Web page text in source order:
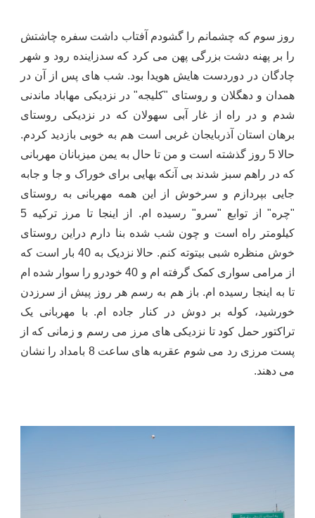
روز سوم که چشمانم را گشودم آفتاب داشت سفره چاشتش
را بر پهنه دشت بزرگی پهن می کرد که سدزاینده رود و شهر
چادگان در دوردست هایش هویدا بود. شب های پس از آن در
همدان و دهگلان و روستای "کلیجه" در نزدیکی مهاباد ماندنی
شدم و در راه از غار آبی سهولان که در نزدیکی روستای
برهان استان آذربایجان غربی است هم به خوبی بازدید کردم.
حالا 5 روز گذشته است و من تا حال به یمن میزبانان مهربانی
که در راهم سبز شدند بی آنکه بهایی برای خوراک و جا و جابه
جایی بپردازم و سرخوش از این همه مهربانی به روستای
"چره" از توابع "سرو" رسیده ام. از اینجا تا مرز ترکیه 5
کیلومتر راه است و چون شب شده بنا دارم دراین روستای
خوش منظره شبی بیتوته کنم. حالا نزدیک به 40 بار است که
از مرامی سواری کمک گرفته ام و 40 خودرو را سوار شده ام
تا به اینجا رسیده ام. باز هم به رسم هر روز پیش از سرزدن
خورشید، کوله بر دوش در کنار جاده ام. با مهربانی یک
تراکتور حمل کود تا نزدیکی های مرز می رسم و زمانی که از
پست مرزی رد می شوم عقربه های ساعت 8 بامداد را نشان
می دهند.